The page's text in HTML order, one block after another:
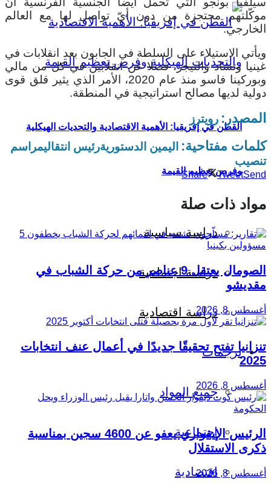
القطن في إفريقيا: الأهمية الاقتصادية والتحديات الهيكلية
وفرص تعظيم القيمة
دراسة سياسية
دراسة اجتماعية
دراسة اقتصادية
ترجمات
جميع المواد
اجتماعية
اقتصادية
موكّلتهم محتجزة من دون أيّ تواصل لها مع العالم
الخارجي.
ويأتي الاستيلاء على السلطة في الجابون بعد انقلابات في
غينيا وتشاد والنيجر، فضلا عن انقلابين في كل من مالي
وبوركينا فاسو منذ عام 2020، الأمر الذي يثير قلق قوى
دولية لديها مصالح استراتيجية في المنطقة.
المصدر: رويترز
كلمات مفتاحية: اليمين الدستوريةرئيس انتقاليمراسم
تنصيب
Share TweetSend
مواد ذات صلة
الصومال يعتقل 9 عناصر من حركة الشباب في
مقديشو
أغسطس 8, 2026
تنزانيا تفتح تحقيقًا جديدًا في أعمال عنف انتخابات
2025
أغسطس 8, 2026
الرئيس الإيفواري يعفو عن 4600 سجين بمناسبة
ذكرى الاستقلال
أغسطس 8, 2026